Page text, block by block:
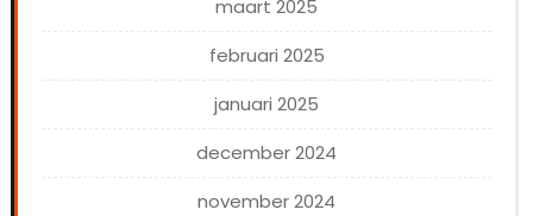
maart 2025
februari 2025
januari 2025
december 2024
november 2024